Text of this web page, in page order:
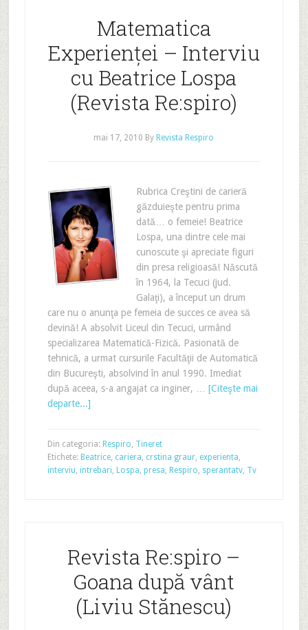
Matematica
Experienței – Interviu
cu Beatrice Lospa
(Revista Re:spiro)
mai 17, 2010 By Revista Respiro
Rubrica Creştini de carieră
găzduieşte pentru prima
dată… o femeie! Beatrice
Lospa, una dintre cele mai
cunoscute şi apreciate figuri
din presa religioasă! Născută
în 1964, la Tecuci (jud.
Galaţi), a început un drum
care nu o anunţa pe femeia de succes ce avea să
devină! A absolvit Liceul din Tecuci, urmând
specializarea Matematică-Fizică. Pasionată de
tehnică, a urmat cursurile Facultăţii de Automatică
din Bucureşti, absolvind în anul 1990. Imediat
după aceea, s-a angajat ca inginer, … [Citeşte mai
departe...]
Din categoria: Respiro, Tineret
Etichete: Beatrice, cariera, crstina graur, experienta,
interviu, intrebari, Lospa, presa, Respiro, sperantatv, Tv
Revista Re:spiro –
Goana după vânt
(Liviu Stănescu)